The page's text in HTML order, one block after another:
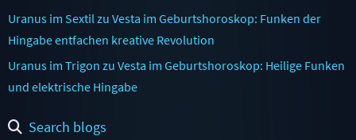
Uranus im Sextil zu Vesta im Geburtshoroskop: Funken der
Hingabe entfachen kreative Revolution
Uranus im Trigon zu Vesta im Geburtshoroskop: Heilige Funken
und elektrische Hingabe
Search blogs